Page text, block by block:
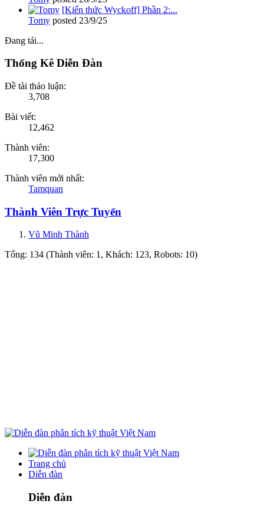
[Kiến thức Wyckoff] Phần 2:...
Tomy posted 23/9/25
Đang tải...
Thống Kê Diễn Đàn
Đề tài thảo luận:
3,708
Bài viết:
12,462
Thành viên:
17,300
Thành viên mới nhất:
Tamquan
Thành Viên Trực Tuyến
Vũ Minh Thành
Tổng: 134 (Thành viên: 1, Khách: 123, Robots: 10)
Trang chủ
Diễn đàn
Diễn đàn